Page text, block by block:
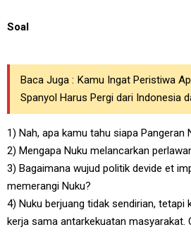
Soal
Baca Juga : Kamu Ingat Peristiwa
Spanyol Harus Pergi dari Indonesia
1) Nah, apa kamu tahu siapa Pangeran
2) Mengapa Nuku melancarkan
3) Bagaimana wujud politik devide et
memerangi Nuku?
4) Nuku berjuang tidak sendirian, tetapi
kerja sama antarkekuatan masyarakat.